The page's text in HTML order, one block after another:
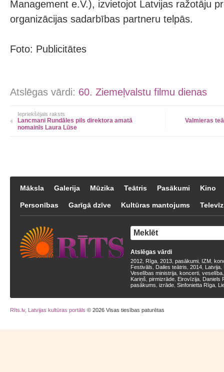
Management e.V.), izvietojot Latvijas ražotāju
organizācijas sadarbības partneru telpās.
Foto: Publicitātes
Atslēgas vārdi: 60. Ziemeļvalstu filmu dienas
Iepriekšējais raksts
Lancmani Rundāles pils direktora amatā
nomainīs Laura Lūse
Valmieras
Māksla Galerija Mūzika Teātris Pasākumi Kino
Personības Garīgā dzīve Kultūras mantojums
Atslēgas vārdi
2012 Rīga 2013 pasākumi IZM
Festivāls
Dailes teātris 2014 Latvija
Veselības ministrija koncerti veselība
Kariņš pirmizrāde Eirovīzija Daniels
pasākums izrāde Sinfonietta Rīga
Rīts.lv, Latvijas kultūras portāls © 2026 Visas tiesības paturētas